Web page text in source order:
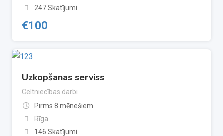
247 Skatījumi
€100
Uzkopšanas serviss
Celtniecības darbi
Pirms 8 mēnešiem
Rīga
146 Skatījumi